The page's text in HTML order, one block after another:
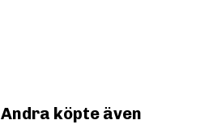
Andra köpte även